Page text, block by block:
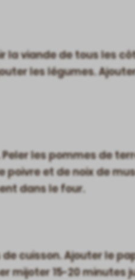
la viande de tous les
les légumes.
les pommes de
et de noix de
dans le four.
cuisson. Ajouter le
mijoter 15-20 minutes